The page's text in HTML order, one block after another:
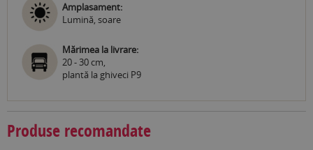
Amplasament:
Lumină, soare
Mărimea la livrare:
20 - 30 cm,
plantă la ghiveci P9
Produse recomandate